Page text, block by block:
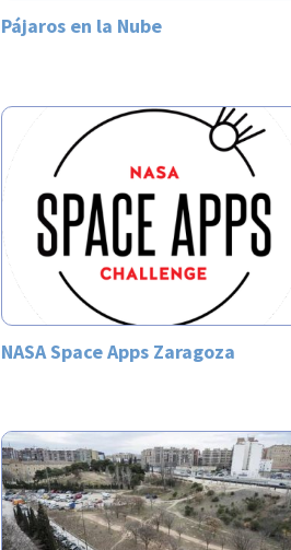
Pájaros en la Nube
NASA Space Apps Zaragoza